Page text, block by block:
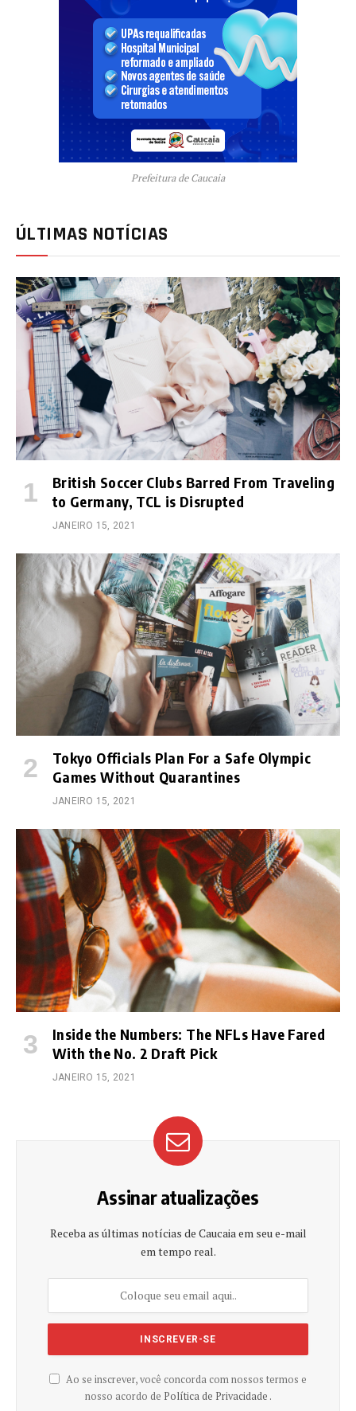
Prefeitura de Caucaia
ÚLTIMAS NOTÍCIAS
British Soccer Clubs Barred From Traveling
to Germany, TCL is Disrupted
JANEIRO 15, 2021
Tokyo Officials Plan For a Safe Olympic
Games Without Quarantines
JANEIRO 15, 2021
Inside the Numbers: The NFLs Have Fared
With the No. 2 Draft Pick
JANEIRO 15, 2021
Assinar atualizações
Receba as últimas notícias de Caucaia em seu e-mail
em tempo real.
Ao se inscrever, você concorda com nossos termos e
nosso acordo de Política de Privacidade .